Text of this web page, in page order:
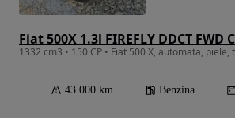
Fiat 500X 1.3l FIREFLY DDCT FWD
43 000 km Benzina